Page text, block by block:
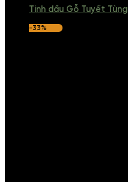
Tinh dầu Gỗ Tuyết Tùng
-33%